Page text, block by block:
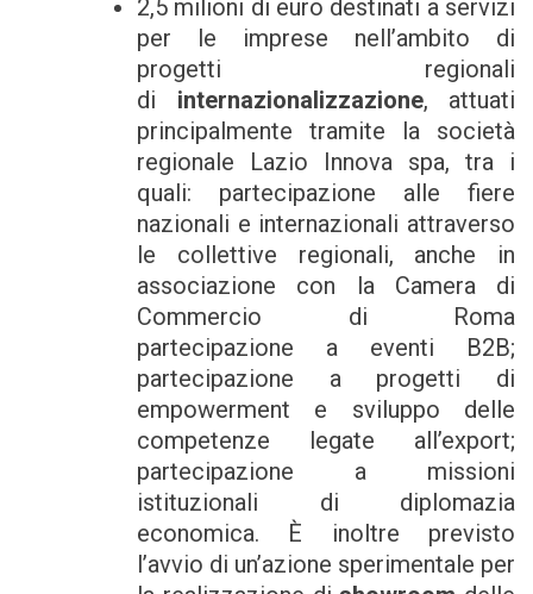
2,5 milioni di euro destinati a servizi
per le imprese nell’ambito di
progetti regionali
di internazionalizzazione, attuati
principalmente tramite la società
regionale Lazio Innova spa, tra i
quali: partecipazione alle fiere
nazionali e internazionali attraverso
le collettive regionali, anche in
associazione con la Camera di
Commercio di Roma
partecipazione a eventi B2B;
partecipazione a progetti di
empowerment e sviluppo delle
competenze legate all’export;
partecipazione a missioni
istituzionali di diplomazia
economica. È inoltre previsto
l’avvio di un’azione sperimentale per